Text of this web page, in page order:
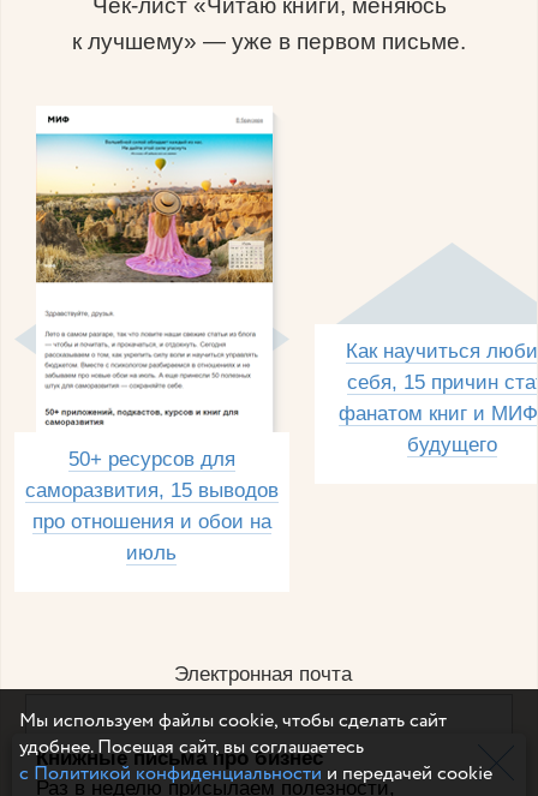
Книжные письма про бизнес
Раз в неделю присылаем полезности,
Чек-лист «Читаю книги, меняюсь
к лучшему» — уже в первом письме.
50+ ресурсов для
саморазвития, 15 выводов
про отношения и обои на
июль
Как научиться
себя, 15 причин
фанатом книг и
будущего
Электронная почта
Например, dulsineya@gmail.com
Без спама и смс
Мы используем файлы cookie, чтобы сделать сайт
удобнее. Посещая сайт, вы соглашаетесь
с Политикой конфиденциальности и передачей cookie